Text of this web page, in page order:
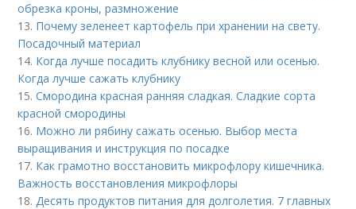
обрезка кроны, размножение
13. Почему зеленеет картофель при хранении на свету.
Посадочный материал
14. Когда лучше посадить клубнику весной или осенью.
Когда лучше сажать клубнику
15.Смородина красная ранняя сладкая. Сладкие сорта
красной смородины
16. Можно ли рябину сажать осенью. Выбор места
выращивания и инструкция по посадке
17. Как грамотно восстановить микрофлору кишечника.
Важность восстановления микрофлоры
18.Десять продуктов питания для долголетия. 7 главных